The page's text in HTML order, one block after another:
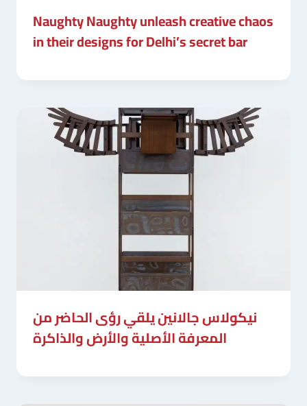
Naughty Naughty unleash creative chaos
in their designs for Delhi’s secret bar
نيكولاس جالانين يلقي رؤى الحاضر من
المعرفة الأصلية والأرض والذاكرة